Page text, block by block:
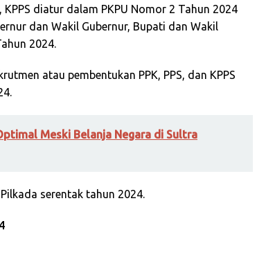
KPPS diatur dalam PKPU Nomor 2 Tahun 2024
dan Wakil Gubernur, Bupati dan Wakil
2024.
atau pembentukan PPK, PPS, dan KPPS
Meski Belanja Negara di Sultra
serentak tahun 2024.